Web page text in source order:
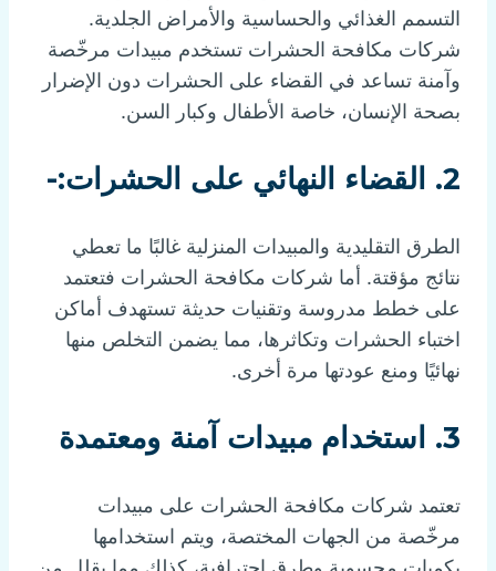
التسمم الغذائي والحساسية والأمراض الجلدية.
شركات مكافحة الحشرات تستخدم مبيدات مرخّصة
وآمنة تساعد في القضاء على الحشرات دون الإضرار
بصحة الإنسان، خاصة الأطفال وكبار السن.
2. القضاء النهائي على الحشرات:-
الطرق التقليدية والمبيدات المنزلية غالبًا ما تعطي
نتائج مؤقتة. أما شركات مكافحة الحشرات فتعتمد
على خطط مدروسة وتقنيات حديثة تستهدف أماكن
اختباء الحشرات وتكاثرها، مما يضمن التخلص منها
نهائيًا ومنع عودتها مرة أخرى.
3. استخدام مبيدات آمنة ومعتمدة
تعتمد شركات مكافحة الحشرات على مبيدات
مرخّصة من الجهات المختصة، ويتم استخدامها